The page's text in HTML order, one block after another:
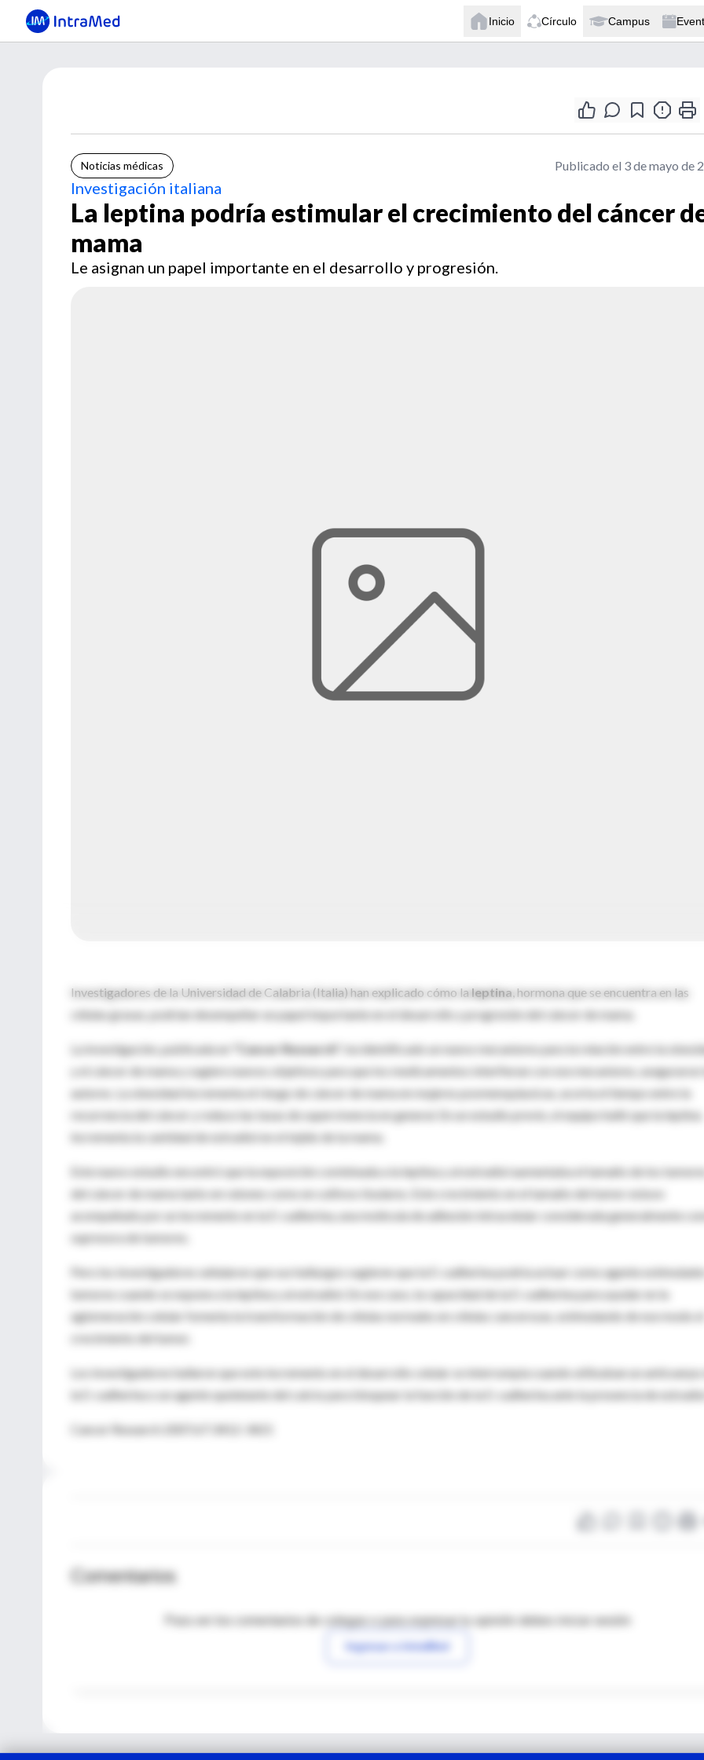
Inicio Círculo Campus
Noticias médicas Publicado el 3 de mayo de
Investigación italiana
La leptina podría estimular el crecimiento del cáncer
mama
Le asignan un papel importante en el desarrollo y progresión.
Investigadores de la Universidad de Calabria (Italia) han explicado cómo laleptina, hormona que se encuentra en las
células grasas, podrían desempeñar un papel importante en el desarrollo y progresión del cáncer de mama.
La investigación, publicada en "Cancer Research"
, ha identificado un nuevo mecanismo para la relación entre la
y el cáncer de mama y sugiere nuevos objetivos para que los medicamentos interfieran con ese mecanismo, aseguraron
autores. La obesidad incrementa el riesgo de cáncer de mama en mujeres posmenopáusicas, acorta el tiempo entre la
recurrencia del cáncer y reduce las tasas de supervivencia en general. En un estudio previo, el equipo halló que la leptina
incrementa la cantidad de estradiol en el tejido de la mama.
Este nuevo estudio encontró que la exposición combinada a la leptina y al estradiol aumentaba el tamaño de los
del cáncer de mama tanto en ratones como en cultivos tisulares. Este crecimiento en el tamaño del tumor estuvo
acompañado por un incremento en la E-cadherina, una molécula de adhesión intracelular considerada generalmente
supresora de tumores.
Pero los investigadores señalaron que sus hallazgos sugieren que la E-cadherina podría actuar como agente
tumores cuando se expone a la leptina y al estradiol. En ese caso, la capacidad de la E-cadherina para ayudar en la
aglomeración celular fomenta la transformación de células normales en células cancerosas, estimulando de ese modo el
crecimiento del tumor.
Los investigadores hallaron que este incremento en el desarrollo celular se interrumpía cuando utilizaban un
la E-cadherina o un agente quelatante del calcio para bloquear la función de la E-cadherina ante la presencia de
Cancer Research 2007;67:3412-3421
Comentarios
Para ver los comentarios de colegas o para expresar tu opinión debes iniciar sesión
Ingresar a IntraMed